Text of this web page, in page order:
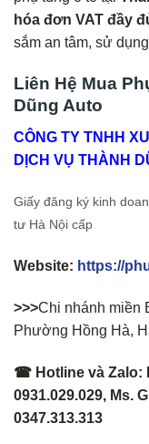
hóa đơn VAT đầy
sắm an tâm, sử
Liên Hệ Mua
Dũng Auto
CÔNG TY TNHH
DỊCH VỤ THÀNH
Giấy đăng ký kinh
tư Hà Nội cấp
Website: https://
>>>Chi nhánh miền
Phường Hồng Hà,
☎ Hotline và Zalo:
0931.029.029, Ms.
0347.313.313